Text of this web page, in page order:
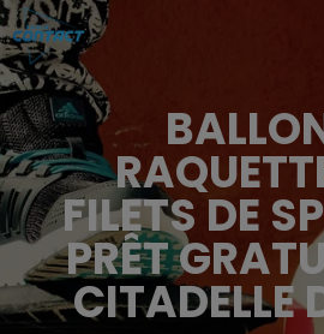
FILETS DE
PRÊT
CITADELLE